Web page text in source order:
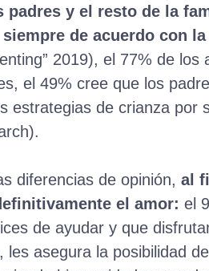
padres y el resto de la
de acuerdo con
2019), el 77% de
el 49% cree que los
estrategias de crianza por
diferencias de opinión, al
el amor: el
de ayudar y que
les asegura la posibilidad